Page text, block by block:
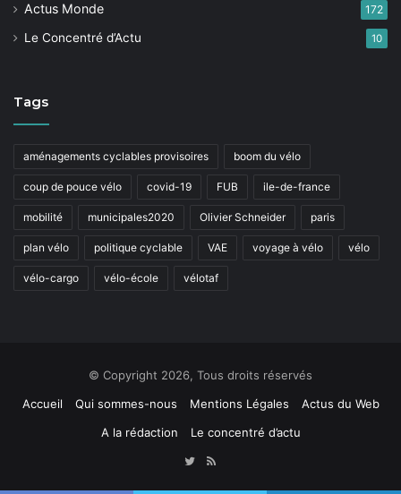
Actus Monde 172
Le Concentré d’Actu 10
Tags
aménagements cyclables provisoires boom du vélo
coup de pouce vélo covid-19 FUB ile-de-france
mobilité municipales2020 Olivier Schneider paris
plan vélo politique cyclable VAE voyage à vélo vélo
vélo-cargo vélo-école vélotaf
© Copyright 2026, Tous droits réservés
Accueil
Qui sommes-nous Mentions Légales
Actus du Web
A la rédaction
Le concentré d’actu